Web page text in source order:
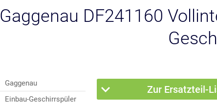
Gaggenau DF241160
Gaggenau
Einbau-Geschirrspüler
Zur Ersatzteil-